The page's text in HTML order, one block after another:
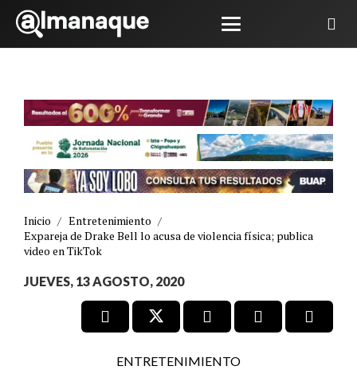
Inicio / Entretenimiento /
Expareja de Drake Bell lo acusa de violencia física; publica
video en TikTok
JUEVES, 13 AGOSTO, 2020
ENTRETENIMIENTO